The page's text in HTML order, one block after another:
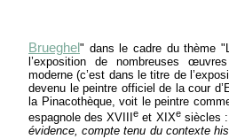
Brueghel " dans le cadre du thème
l’exposition de nombreuses
moderne (c’est dans le titre de
devenu le peintre officiel de la cour
la Pinacothèque, voit le peintre
espagnole des XVIIIe et XIXesiècles
évidence, compte tenu du contexte